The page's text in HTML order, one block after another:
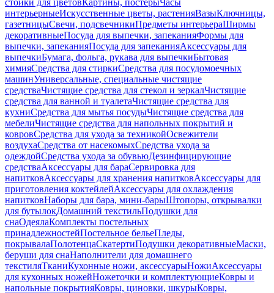
стойки для цветовКартины, постерыЧасы
интерьерныеИскусственные цветы, растенияВазыКлючницы,
газетницыСвечи, подсвечникиПредметы интерьераШирмы
декоративныеПосуда для выпечки, запеканияФормы для
выпечки, запеканияПосуда для запеканияАксессуары для
выпечкиБумага, фольга, рукава для выпечкиБытовая
химияСредства для стиркиСредства для посудомоечных
машинУниверсальные, специальные чистящие
средстваЧистящие средства для стекол и зеркалЧистящие
средства для ванной и туалетаЧистящие средства для
кухниСредства для мытья посудыЧистящие средства для
мебелиЧистящие средства для напольных покрытий и
ковровСредства для ухода за техникойОсвежители
воздухаСредства от насекомыхСредства ухода за
одеждойСредства ухода за обувьюДезинфицирующие
средстваАксессуары для бараСервировка для
напитковАксессуары для хранения напитковАксессуары для
приготовления коктейлейАксессуары для охлаждения
напитковНаборы для бара, мини-барыШтопоры, открывалки
для бутылокДомашний текстильПодушки для
снаОдеялаКомплекты постельных
принадлежностейПостельное бельеПледы,
покрывалаПолотенцаСкатертиПодушки декоративныеМаски,
беруши для снаНаполнители для домашнего
текстиляТканиКухонные ножи, аксессуарыНожиАксессуары
для кухонных ножейНожеточки и комплектующиеКовры и
напольные покрытияКовры, циновки, шкурыКовры,